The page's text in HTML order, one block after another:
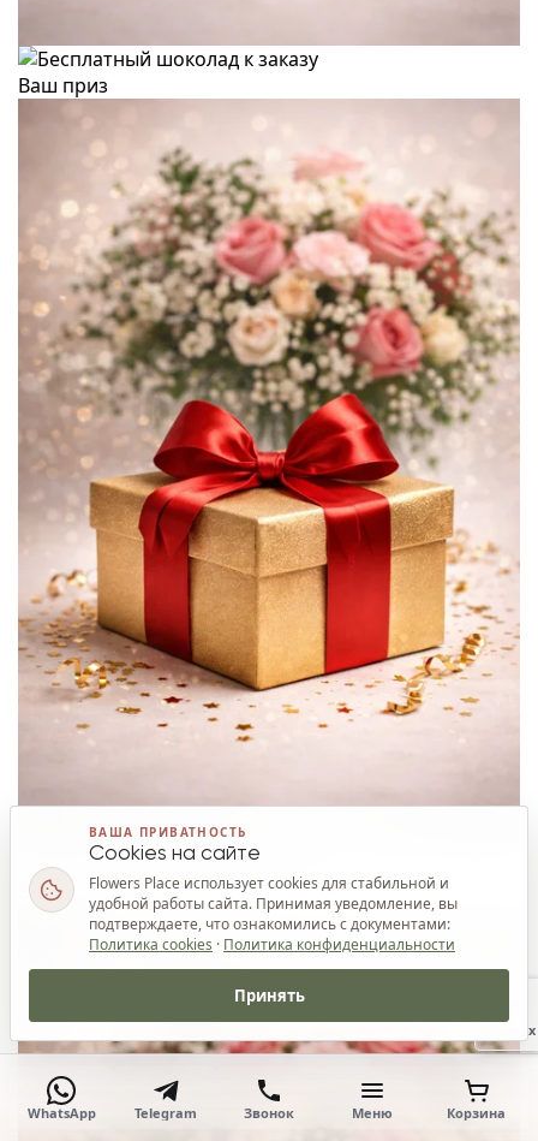
Ваш приз
Ваш приз
WhatsApp Telegram Звонок Меню Корзина
Наверх
ВАША ПРИВАТНОСТЬ
Cookies на сайте
Flowers Place использует cookies для стабильной и
удобной работы сайта. Принимая уведомление, вы
подтверждаете, что ознакомились с документами:
Политика cookies · Политика конфиденциальности
Принять